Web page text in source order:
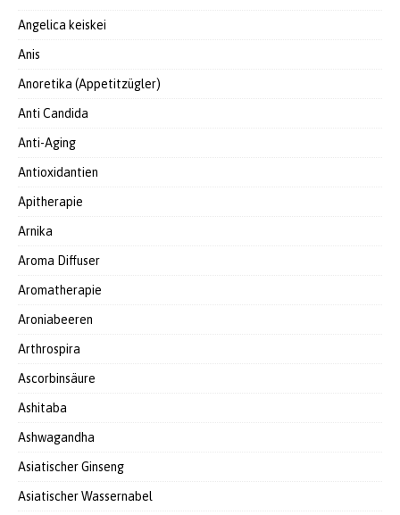
Angelica keiskei
Anis
Anoretika (Appetitzügler)
Anti Candida
Anti-Aging
Antioxidantien
Apitherapie
Arnika
Aroma Diffuser
Aromatherapie
Aroniabeeren
Arthrospira
Ascorbinsäure
Ashitaba
Ashwagandha
Asiatischer Ginseng
Asiatischer Wassernabel